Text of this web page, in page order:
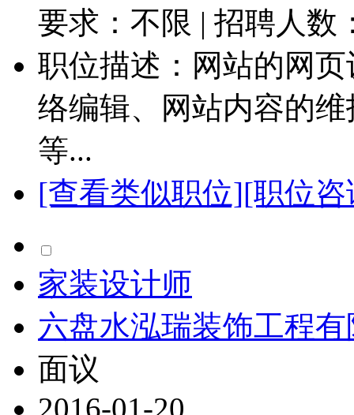
要求：不限 | 招聘人数
职位描述：网站的网
络编辑、网站内容的
等...
[查看类似职位][职位
家装设计师
六盘水泓瑞装饰工程
面议